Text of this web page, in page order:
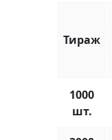
Тираж
1000
шт.